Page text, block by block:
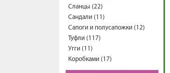
Сланцы (22)
Сандали (11)
Сапоги и полусапожки (12)
Туфли (117)
Угги (11)
Коробками (17)